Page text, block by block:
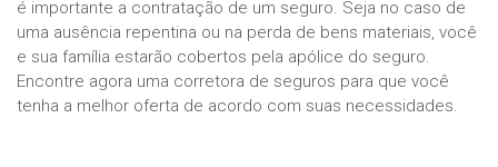
é importante a contratação de um seguro. Seja no caso de
uma ausência repentina ou na perda de bens materiais, você
e sua família estarão cobertos pela apólice do seguro.
Encontre agora uma corretora de seguros para que você
tenha a melhor oferta de acordo com suas necessidades.